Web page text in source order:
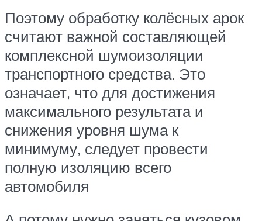
Поэтому обработку колёсных арок
считают важной составляющей
комплексной шумоизоляции
транспортного средства. Это
означает, что для достижения
максимального результата и
снижения уровня шума к
минимуму, следует провести
полную изоляцию всего
автомобиля